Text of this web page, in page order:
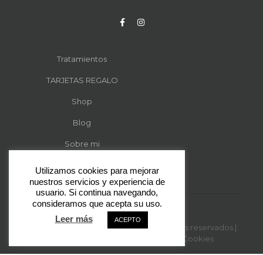
Tratamientos
TARJETAS REGALO
Shop
Blog
Sobre mi
© 2024 Desmark-Arte | Todos los derechos reservados |
Política de Privacidad y Cookies
Utilizamos cookies para mejorar
nuestros servicios y experiencia de
usuario. Si continua navegando,
consideramos que acepta su uso.
Leer más
ACEPTO